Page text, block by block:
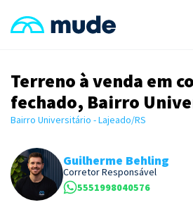
Terreno à venda em
fechado, Bairro
Bairro Universitário - Lajeado/RS
Guilherme Behling
Corretor Responsável
5551998040576